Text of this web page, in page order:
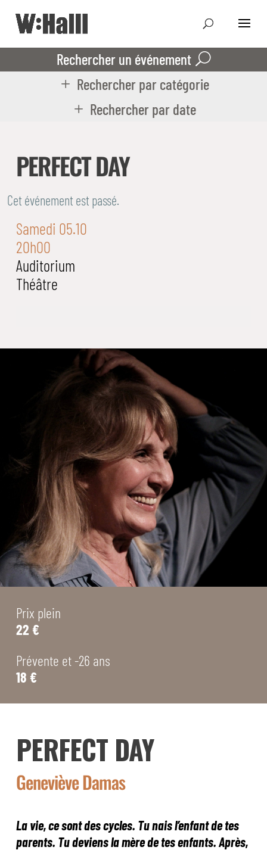
Rechercher un événement
Rechercher par catégorie
Rechercher par date
PERFECT DAY
Cet événement est passé.
Samedi 05.10
20h00
Auditorium
Théâtre
Prix plein
22 €
Prévente et -26 ans
18 €
PERFECT DAY
Geneviève Damas
La vie, ce sont des cycles. Tu nais l’enfant de tes
parents. Tu deviens la mère de tes enfants. Après,